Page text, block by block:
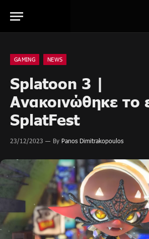
GAMING NEWS
Splatoon 3 |
Ανακοινώθηκε το
SplatFest
23/12/2023 By Panos Dimitrakopoulos